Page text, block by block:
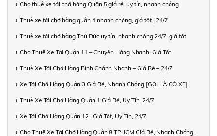
+ Cho thuê xe tải chở hàng Quận 5 giá rẻ, uy tín, nhanh chóng
+ Thuê xe tải chở hàng quận 4 nhanh chóng, giá tốt | 24/7
+ Thuê xe tải chở hàng Thủ Đức uy tín, nhanh chóng 24/7, giá tốt
+ Cho Thuê Xe Tải Quận 11 – Chuyển Hàng Nhanh, Giá Tốt
+ Thuê Xe Tải Chở Hàng Bình Chánh Nhanh – Giá Rẻ – 24/7
+ Xe Tải Chở Hàng Quận 3 Giá Rẻ, Nhanh Chóng [GỌI LÀ CÓ XE]
+ Thuê Xe Tải Chở Hàng Quận 1 Giá Rẻ, Uy Tín, 24/7
+ Xe Tải Chở Hàng Quận 12 | Giá Tốt, Uy Tín, 24/7
+ Cho Thuê Xe Tải Chở Hàng Quận 8 TPHCM Giá Rẻ, Nhanh Chóng,